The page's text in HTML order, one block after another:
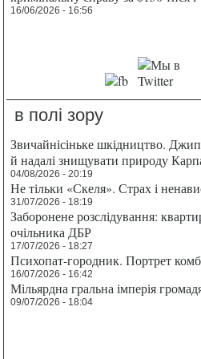
16/06/2026 - 16:56
в полі зору
Звичайнісіньке шкідництво.
й надалі знищувати природу
04/08/2026 - 20:19
Не тільки «Скеля». Страх і
31/07/2026 - 18:19
Заборонене розслідування:
очільника ДБР
17/07/2026 - 18:27
Психопат-городник. Портрет
16/07/2026 - 16:42
Мільярдна гральна імперія
09/07/2026 - 18:04